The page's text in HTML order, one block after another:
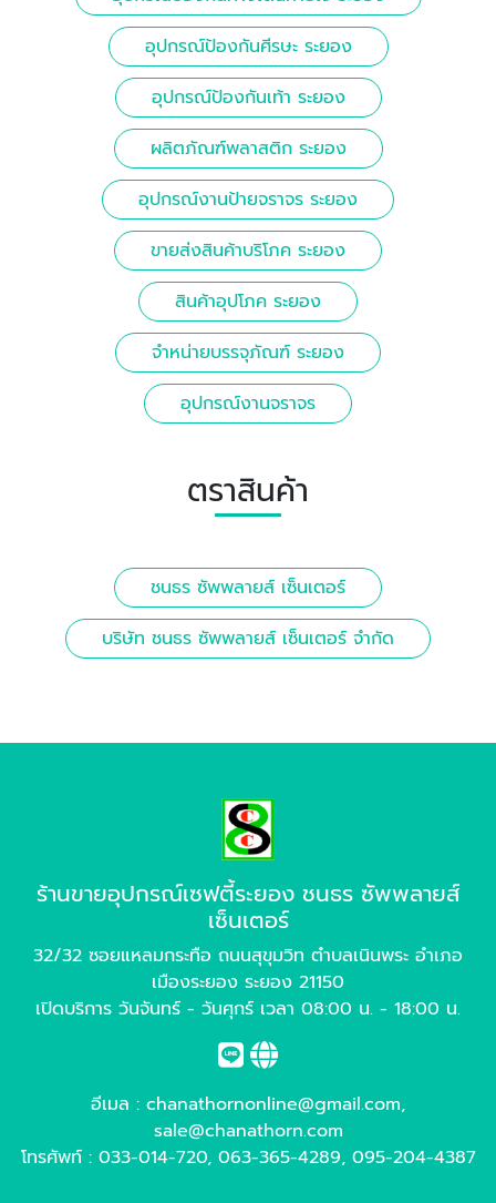
อุปกรณ์ป้องกันศีรษะ ระยอง
อุปกรณ์ป้องกันเท้า ระยอง
ผลิตภัณฑ์พลาสติก ระยอง
อุปกรณ์งานป้ายจราจร ระยอง
ขายส่งสินค้าบริโภค ระยอง
สินค้าอุปโภค ระยอง
จำหน่ายบรรจุภัณฑ์ ระยอง
อุปกรณ์งานจราจร
ตราสินค้า
ชนธร ซัพพลายส์ เซ็นเตอร์
บริษัท ชนธร ซัพพลายส์ เซ็นเตอร์ จำกัด
ร้านขายอุปกรณ์เซฟตี้ระยอง ชนธร ซัพพลายส์
เซ็นเตอร์
32/32 ซอยแหลมกระทือ ถนนสุขุมวิท ตำบลเนินพระ อำเภอ
เมืองระยอง ระยอง 21150
เปิดบริการ วันจันทร์ - วันศุกร์ เวลา 08:00 น. - 18:00 น.
อีเมล : chanathornonline@gmail.com,
sale@chanathorn.com
โทรศัพท์ : 033-014-720, 063-365-4289, 095-204-4387